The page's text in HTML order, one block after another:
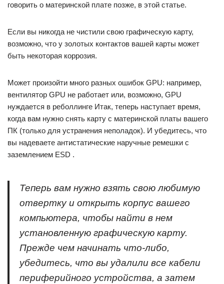
говорить о материнской плате позже, в этой статье.
Если вы никогда не чистили свою графическую карту,
возможно, что у золотых контактов вашей карты может
быть некоторая коррозия.
Может произойти много разных ошибок GPU: например,
вентилятор GPU не работает или, возможно, GPU
нуждается в реболлинге Итак, теперь наступает время,
когда вам нужно снять карту с материнской платы вашего
ПК (только для устранения неполадок). И убедитесь, что
вы надеваете антистатические наручные ремешки с
заземлением ESD .
Теперь вам нужно взять свою любимую
отвертку и открыть корпус вашего
компьютера, чтобы найти в нем
установленную графическую карту.
Прежде чем начинать что-либо,
убедитесь, что вы удалили все кабели
периферийного устройства, а затем